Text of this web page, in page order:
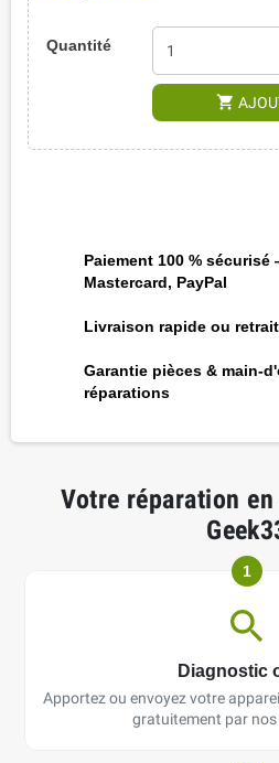
Quantité
shopping_cart
Paiement 100 % sécurisé
Mastercard, PayPal
Livraison rapide ou
Garantie pièces & main-
réparations
Votre réparation
1
Diagnostic
Apportez ou envoyez votre
gratuitement par nos